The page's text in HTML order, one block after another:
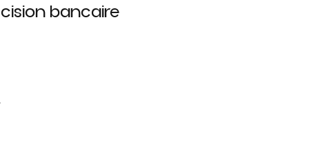
bancaire